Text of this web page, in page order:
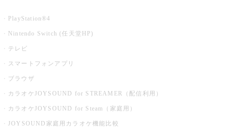
PlayStation®4
Nintendo Switch (任天堂HP)
テレビ
スマートフォンアプリ
ブラウザ
カラオケJOYSOUND for STREAMER（配信利用）
カラオケJOYSOUND for Steam（家庭用）
JOYSOUND家庭用カラオケ機能比較